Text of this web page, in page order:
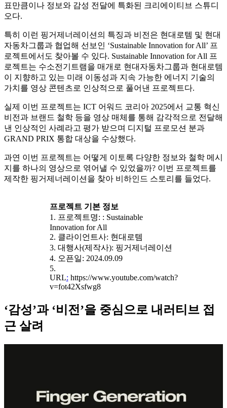
표만큼이나 정보와 감성 전달에 특화된 크리에이티브 스튜디
오다.
특히 이런 핑거제너레이션의 특징과 비전은 현대로템 및 현대
자동차그룹과 협업해 선보인 ‘Sustainable Innovation for All’ 프
로젝트에서도 찾아볼 수 있다. Sustainable Innovation for All 프
로젝트는 수소전기트램을 매개로 현대자동차그룹과 현대로템
이 지향하고 있는 미래 이동성과 지속 가능한 에너지 기술의
가치를 영상 콘텐츠로 인상적으로 풀어낸 프로젝트다.
실제 이번 프로젝트는 ICT 어워드 코리아 2025에서 교통 혁신
비전과 브랜드 철학 등을 영상 매체를 통해 감각적으로 전달해
낸 인상적인 사례라고 평가 받으며 디지털 프로모션 분과
GRAND PRIX 통합 대상을 수상했다.
과연 이번 프로젝트는 어떻게 이토록 다양한 정보와 철학 메시
지를 하나의 영상으로 엮어낼 수 있었을까? 이번 프로젝트를
제작한 핑거제너레이션을 찾아 비하인드 스토리를 들었다.
프로젝트 기본 정보
1. 프로젝트명: : Sustainable
Innovation for All
2. 클라이언트사: 현대로템
3. 대행사(제작사): 핑거제너레이션
4. 오픈일: 2024.09.09
5.
URL: https://www.youtube.com/watch?
v=fot42Xsfwg8
‘감성’과 ‘비전’을 중심으로 내러티브 접
근 살려